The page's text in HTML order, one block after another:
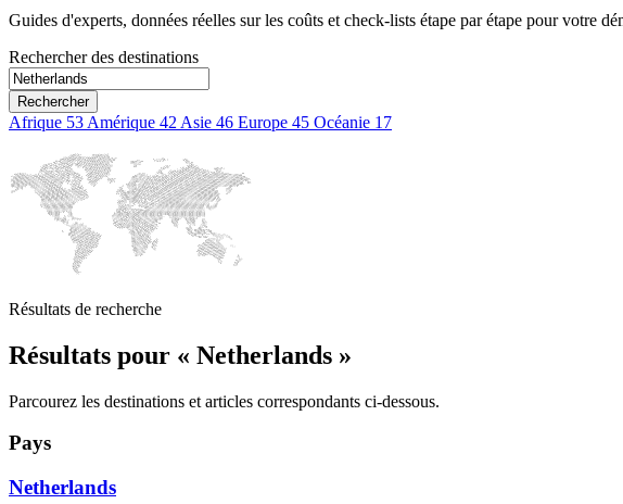
Guides d'experts, données réelles sur les coûts et check-lists étape par étape pour votre
Rechercher des destinations
Rechercher
Afrique 53 Amérique 42 Asie 46 Europe 45 Océanie 17
Résultats de recherche
Résultats pour « Netherlands »
Parcourez les destinations et articles correspondants ci-dessous.
Pays
Netherlands